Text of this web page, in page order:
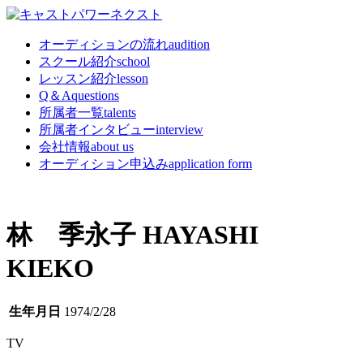
オーディションの流れaudition
スクール紹介school
レッスン紹介lesson
Q＆Aquestions
所属者一覧talents
所属者インタビューinterview
会社情報about us
オーディション申込みapplication form
林 季永子 HAYASHI
KIEKO
生年月日 1974/2/28
TV